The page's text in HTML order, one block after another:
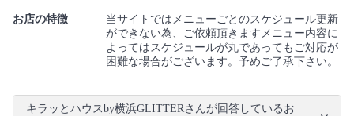
お店の特徴
当サイトではメニューごとのスケジュール更新
ができない為、ご依頼頂きますメニュー内容に
よってはスケジュールが丸であってもご対応が
困難な場合がございます。予めご了承下さい。
キラッとハウスby横浜GLITTERさんが回答しているお